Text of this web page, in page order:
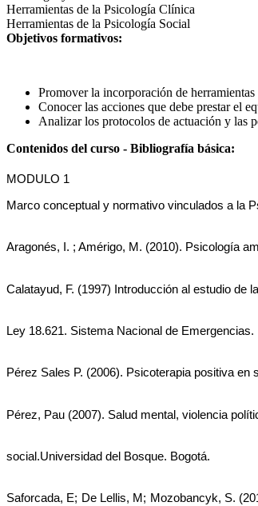
Herramientas de la Psicología Clínica
Herramientas de la Psicología Social
Objetivos formativos:
Promover la incorporación de
Conocer las acciones que debe prestar el
Analizar los protocolos de actuación y las
Contenidos del curso - Bibliografía básica:
MODULO 1
Marco conceptual y normativo vinculados a la
Aragonés, I. ; Amérigo, M. (2010). Psicología
Calatayud, F. (1997) Introducción al estudio de
Ley 18.621. Sistema Nacional de Emergencias.
Pérez Sales P. (2006). Psicoterapia positiva
Pérez, Pau (2007). Salud mental, violencia
social.Universidad del Bosque. Bogotá.
Saforcada, E; De Lellis, M; Mozobancyk, S.